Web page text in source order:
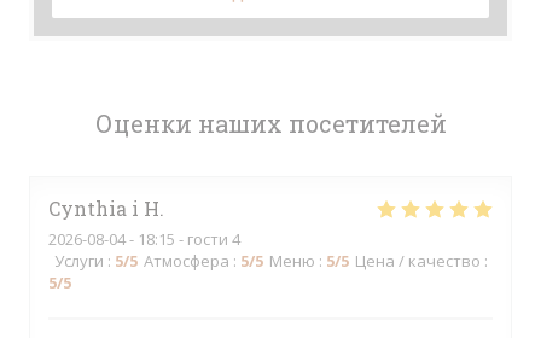
Оценки наших посетителей
Cynthia i H
2026-08-04- 18:15 - гости 4
Услуги : 5/5 Атмосфера : 5/5 Меню : 5/5 Цена / качество :
5/5